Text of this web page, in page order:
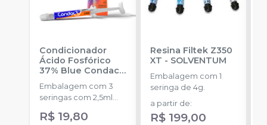
Condicionador
Ácido Fosfórico
37% Blue Condac-
FGM
Embalagem com 3
seringas com 2,5ml
ponteiras para
R$ 19,80
Resina Filtek Z350
XT - SOLVENTUM
Embalagem com 1
seringa de 4g.
a partir de:
R$ 199,00